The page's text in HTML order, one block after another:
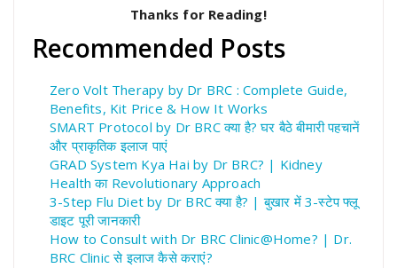
Thanks for Reading!
Recommended Posts
Zero Volt Therapy by Dr BRC : Complete Guide,
Benefits, Kit Price & How It Works
SMART Protocol by Dr BRC क्या है? घर बैठे बीमारी पहचानें
और प्राकृतिक इलाज पाएं
GRAD System Kya Hai by Dr BRC? | Kidney
Health का Revolutionary Approach
3-Step Flu Diet by Dr BRC क्या है? | बुखार में 3-स्टेप फ्लू
डाइट पूरी जानकारी
How to Consult with Dr BRC Clinic@Home? | Dr.
BRC Clinic से इलाज कैसे कराएं?